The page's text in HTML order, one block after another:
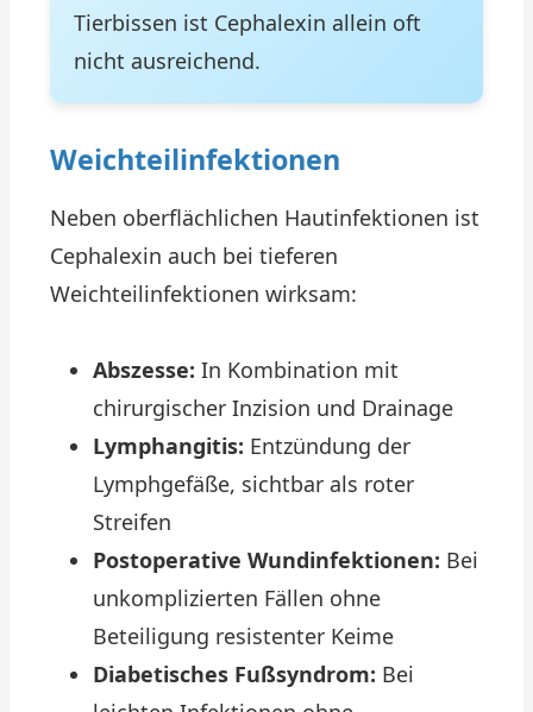
Tierbissen ist Cephalexin allein oft
nicht ausreichend.
Weichteilinfektionen
Neben oberflächlichen Hautinfektionen ist
Cephalexin auch bei tieferen
Weichteilinfektionen wirksam:
Abszesse: In Kombination mit
chirurgischer Inzision und Drainage
Lymphangitis: Entzündung der
Lymphgefäße, sichtbar als roter
Streifen
Postoperative Wundinfektionen: Bei
unkomplizierten Fällen ohne
Beteiligung resistenter Keime
Diabetisches Fußsyndrom: Bei